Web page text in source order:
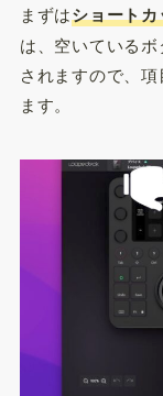
まずはショートカ
は、空いている
されますので、
ます。